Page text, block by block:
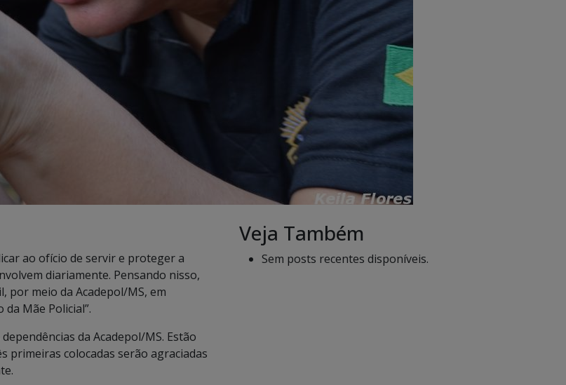
ao ofício de servir e proteger a
diariamente. Pensando nisso,
por meio da Acadepol/MS, em
Mãe Policial”.
da Acadepol/MS. Estão
primeiras colocadas serão agraciadas
Veja Também
Sem posts recentes disponíveis.